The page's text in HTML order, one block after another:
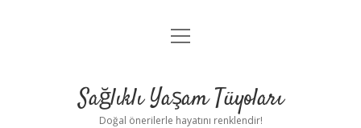
Anasayfa
Yasal Uyarı
menüyü
Sağlıklı Yaşam Tüyoları
Doğal önerilerle hayatını renklendir!